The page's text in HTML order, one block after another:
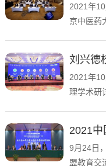
2021年
京中医药
路”传统
2021年
理学术研
管理研究
9月24日
盟教育交